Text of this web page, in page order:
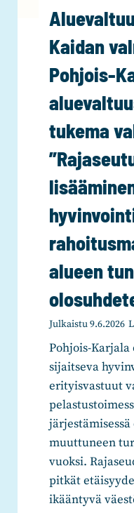
a
M
a
r
k
K
i
l
p
i
j
m
i
i
s
t
e
r
i
M
a
r
i
Kaidan
Pohjois-
tukema
alueen
Julkaistu9.6.2026
Pohjois-
sijaitseva
erityisvastuut
muuttuneen
vuoksi.
pitkät
ikääntyvä